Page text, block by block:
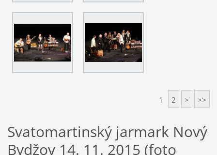
1 2 > >>
Svatomartinský jarmark Nový
Bydžov 14. 11. 2015 (foto